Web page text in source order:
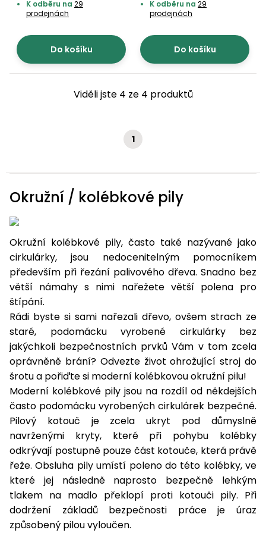
K odběru na 29
prodejnách
Do košíku
K odběru na 29
prodejnách
Do košíku
Viděli jste 4 ze 4 produktů
1
Okružní / kolébkové pily
Okružní kolébkové pily, často také nazývané jako
cirkulárky, jsou nedocenitelným pomocníkem
především při řezání palivového dřeva. Snadno bez
větší námahy s nimi nařežete větší polena pro
štípání.
Rádi byste si sami nařezali dřevo, ovšem strach ze
staré, podomácku vyrobené cirkulárky bez
jakýchkoli bezpečnostních prvků Vám v tom zcela
oprávněně brání? Odvezte život ohrožující stroj do
šrotu a pořiďte si moderní kolébkovou okružní pilu!
Moderní kolébkové pily jsou na rozdíl od někdejších
často podomácku vyrobených cirkulárek bezpečné.
Pilový kotouč je zcela ukryt pod důmyslně
navrženými kryty, které při pohybu kolébky
odkrývají postupně pouze část kotouče, která právě
řeže. Obsluha pily umístí poleno do této kolébky, ve
které jej následně naprosto bezpečně lehkým
tlakem na madlo překlopí proti kotouči pily. Při
dodržení základů bezpečnosti práce je úraz
způsobený pilou vyloučen.